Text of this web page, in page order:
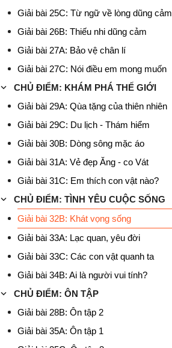
Giải bài 25C: Từ ngữ về lòng dũng cảm
Giải bài 26B: Thiếu nhi dũng cảm
Giải bài 27A: Bảo vệ chân lí
Giải bài 27C: Nói điều em mong muốn
CHỦ ĐIỂM: KHÁM PHÁ THẾ GIỚI
Giải bài 29A: Qùa tặng của thiên nhiên
Giải bài 29C: Du lịch - Thám hiểm
Giải bài 30B: Dòng sông mặc áo
Giải bài 31A: Vẻ đẹp Ăng - co Vát
Giải bài 31C: Em thích con vật nào?
CHỦ ĐIỂM: TÌNH YÊU CUỘC SỐNG
Giải bài 32B: Khát vọng sống
Giải bài 33A: Lạc quan, yêu đời
Giải bài 33C: Các con vật quanh ta
Giải bài 34B: Ai là người vui tính?
CHỦ ĐIỂM: ÔN TẬP
Giải bài 28B: Ôn tập 2
Giải bài 35A: Ôn tập 1